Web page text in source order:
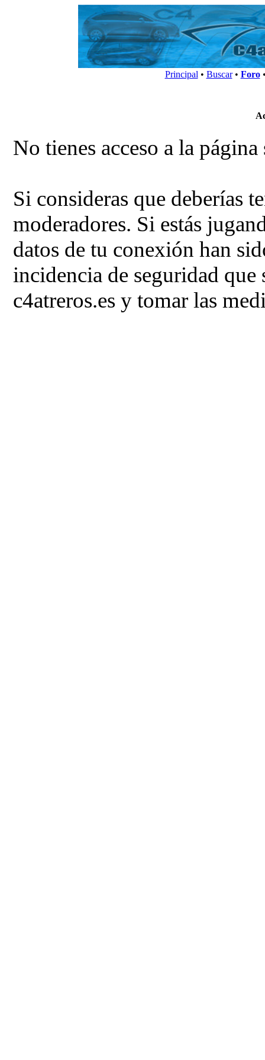
Principal • Buscar• Foro
No tienes acceso a la
Si consideras que deberías
moderadores. Si estás
datos de tu conexión han
incidencia de seguridad que
c4atreros.es y tomar las